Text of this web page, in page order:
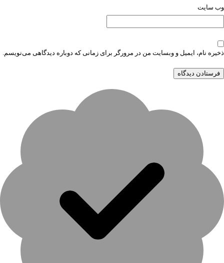
وب‌ سایت
ذخیره نام، ایمیل و وبسایت من در مرورگر برای زمانی که دوباره دیدگاهی می‌نویسم.